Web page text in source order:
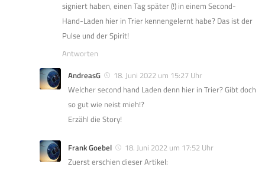
signiert haben, einen Tag später (!) in einem Second-
Hand-Laden hier in Trier kennengelernt habe? Das ist der
Pulse und der Spirit!
Antworten
AndreasG
18. Juni 2022 um 15:27 Uhr
Welcher second hand Laden denn hier in Trier? Gibt doch
so gut wie neist mieh!?
Erzähl die Story!
Frank Goebel
18. Juni 2022 um 17:52 Uhr
Zuerst erschien dieser Artikel: